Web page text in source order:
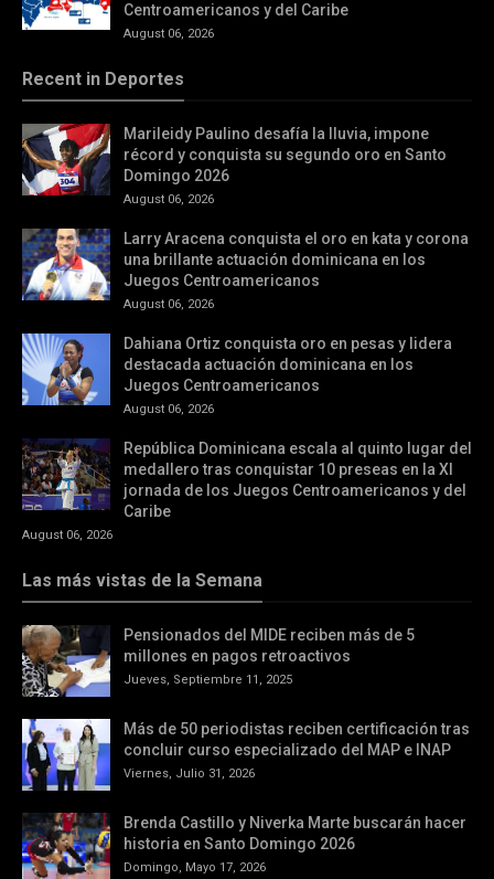
Centroamericanos y del Caribe
August 06, 2026
Recent in Deportes
Marileidy Paulino desafía la lluvia, impone
récord y conquista su segundo oro en Santo
Domingo 2026
August 06, 2026
Larry Aracena conquista el oro en kata y corona
una brillante actuación dominicana en los
Juegos Centroamericanos
August 06, 2026
Dahiana Ortiz conquista oro en pesas y lidera
destacada actuación dominicana en los
Juegos Centroamericanos
August 06, 2026
República Dominicana escala al quinto lugar del
medallero tras conquistar 10 preseas en la XI
jornada de los Juegos Centroamericanos y del
Caribe
August 06, 2026
Las más vistas de la Semana
Pensionados del MIDE reciben más de 5
millones en pagos retroactivos
Jueves, Septiembre 11, 2025
Más de 50 periodistas reciben certificación tras
concluir curso especializado del MAP e INAP
Viernes, Julio 31, 2026
Brenda Castillo y Niverka Marte buscarán hacer
historia en Santo Domingo 2026
Domingo, Mayo 17, 2026